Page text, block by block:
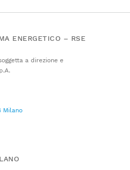
ENERGETICO – RSE
a direzione e
Milano